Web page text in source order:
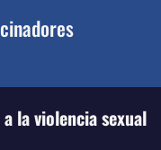
la violencia sexual